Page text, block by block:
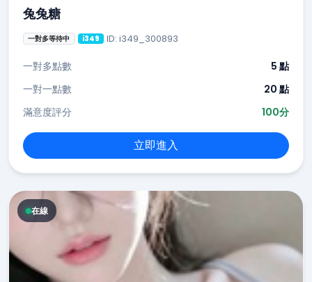
兔兔糖
一對多等待中 i349 ID: i349_300893
一對多點數
5 點
一對一點數
20 點
滿意度評分
100分
立即進入
在線